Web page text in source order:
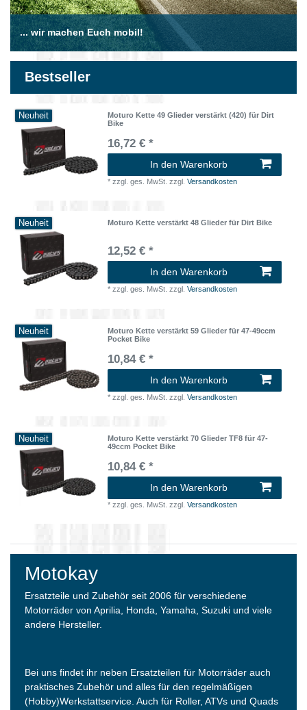
... wir machen Euch mobil!
Bestseller
Neuheit
Moturo Kette 49 Glieder verstärkt (420) für Dirt
Bike
16,72 € *
In den Warenkorb
*zzgl. ges. MwSt. zzgl.Versandkosten
Neuheit Moturo Kette verstärkt 48 Glieder für Dirt Bike
12,52 € *
In den Warenkorb
*zzgl. ges. MwSt. zzgl.Versandkosten
Neuheit
Moturo Kette verstärkt 59 Glieder für 47-49ccm
Pocket Bike
10,84 € *
In den Warenkorb
*zzgl. ges. MwSt. zzgl.Versandkosten
Neuheit
Moturo Kette verstärkt 70 Glieder TF8 für 47-
49ccm Pocket Bike
10,84 € *
In den Warenkorb
*zzgl. ges. MwSt. zzgl.Versandkosten
Motokay
Ersatzteile und Zubehör seit 2006 für verschiedene
Motorräder von Aprilia, Honda, Yamaha, Suzuki und viele
andere Hersteller.
Bei uns findet ihr neben Ersatzteilen für Motorräder auch
praktisches Zubehör und alles für den regelmäßigen
(Hobby)Werkstattservice. Auch für Roller, ATVs und Quads